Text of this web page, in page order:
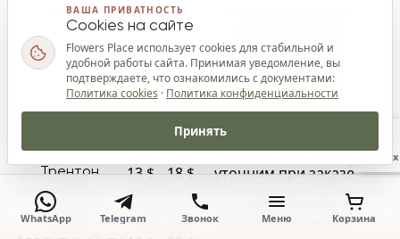
Ньюарк 12 $ 17 $
Хобокен 9 $ 14 $
Принстон 14 $ 19 $ уточним при заказе
Элизабет 11 $ 16 $ уточним при заказе
Патерсон 13 $ 18 $ уточним при заказе
20 $ уточним при заказе
Чери-Хилл 14 $ 19 $ уточним при заказе
Трентон 13 $ 18 $ уточним при заказе
Эдисон 12 $ 17 $ уточним при заказе
Камден 15 $ 20 $ уточним при заказе
WhatsApp Telegram Звонок Меню Корзина
Наверх
ВАША ПРИВАТНОСТЬ
Cookies на сайте
Flowers Place использует cookies для стабильной и
удобной работы сайта. Принимая уведомление, вы
подтверждаете, что ознакомились с документами:
Политика cookies · Политика конфиденциальности
Принять